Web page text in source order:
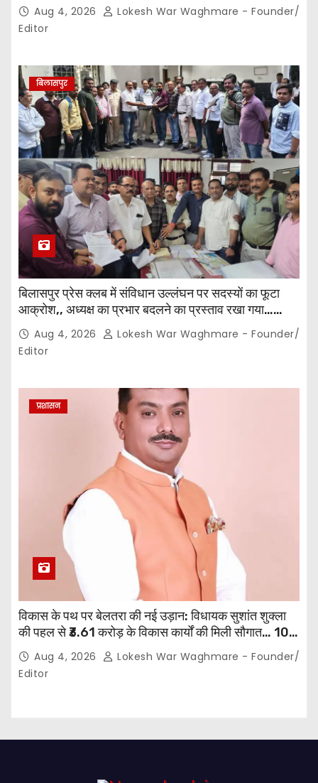
Aug 4, 2026
Lokesh War Waghmare - Founder/
Editor
बिलासपुर
बिलासपुर प्रेस क्लब में संविधान उल्लंघन पर सदस्यों का फूटा
आक्रोश,, अध्यक्ष का प्रभार बदलने का प्रस्ताव रखा गया…
करीब 150 सदस्यों की बैठक में कई अहम प्रस्ताव सर्वसम्मति से
पारित,, पत्रकारों ने कलेक्टर व सहायक पंजीयक को सौंपा
ज्ञापन…
Aug 4, 2026
Lokesh War Waghmare - Founder/
Editor
प्रशासन
विकास के पथ पर बेलतरा की नई उड़ान: विधायक सुशांत शुक्ला
की पहल से ₹3.61 करोड़ के विकास कार्यों की मिली सौगात… 10
गांवों में बनेंगे सामुदायिक भवन,, 11 स्थानों पर सीसी रोड निर्माण को
मिली प्रशासनिक स्वीकृति…
Aug 4, 2026
Lokesh War Waghmare - Founder/
Editor